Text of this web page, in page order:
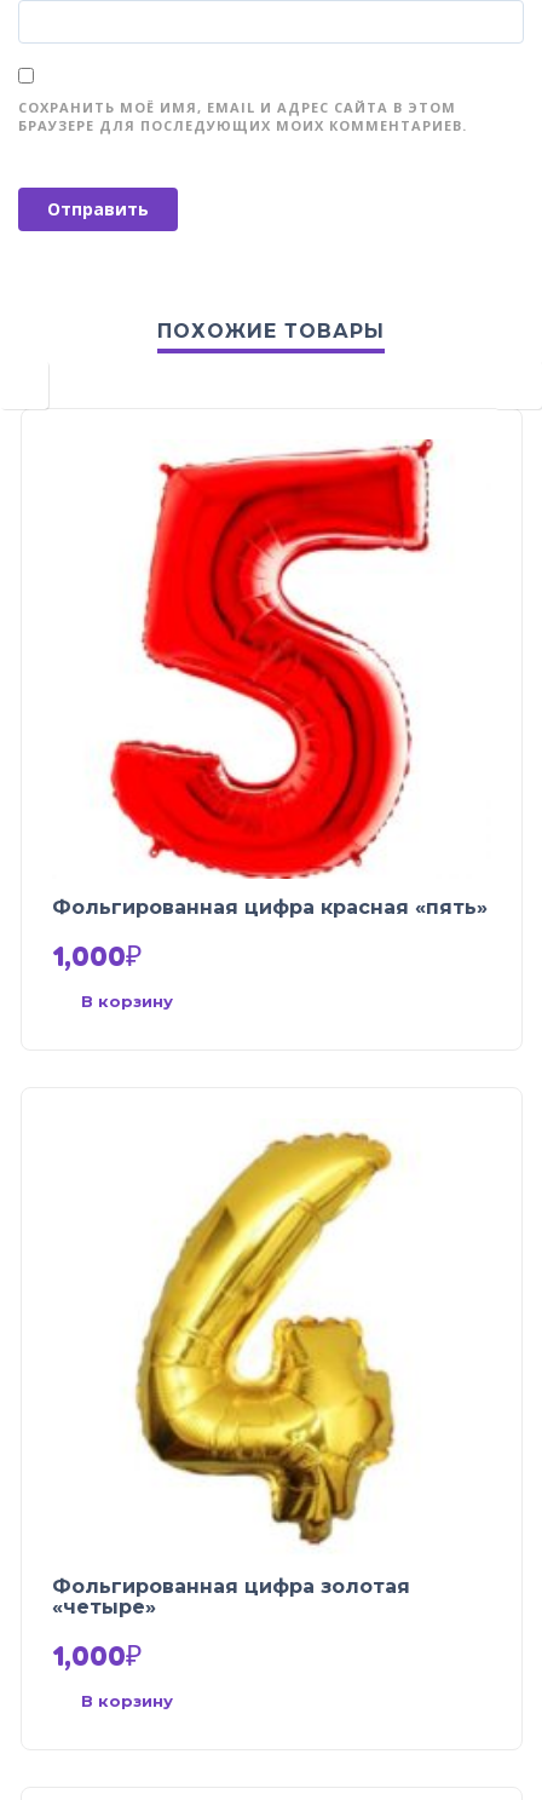
СОХРАНИТЬ МОЁ ИМЯ, EMAIL И АДРЕС САЙТА В ЭТОМ
БРАУЗЕРЕ ДЛЯ ПОСЛЕДУЮЩИХ МОИХ КОММЕНТАРИЕВ.
ПОХОЖИЕ ТОВАРЫ
Фольгированная цифра красная «пять»
1,000₽
В корзину
Фольгированная цифра золотая
«четыре»
1,000₽
В корзину